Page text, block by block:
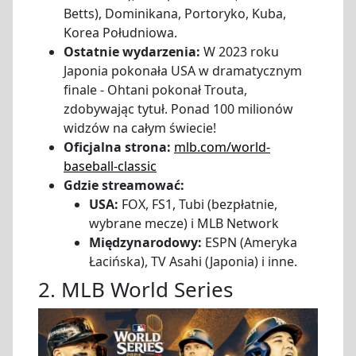
Betts), Dominikana, Portoryko, Kuba,
Korea Południowa.
Ostatnie wydarzenia: W 2023 roku
Japonia pokonała USA w dramatycznym
finale - Ohtani pokonał Trouta,
zdobywając tytuł. Ponad 100 milionów
widzów na całym świecie!
Oficjalna strona: mlb.com/world-
baseball-classic
Gdzie streamować:
USA: FOX, FS1, Tubi (bezpłatnie,
wybrane mecze) i MLB Network
Międzynarodowy: ESPN (Ameryka
Łacińska), TV Asahi (Japonia) i inne.
2. MLB World Series